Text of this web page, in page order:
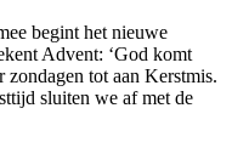
begint het nieuwe
Advent: ‘God komt
zondagen tot aan Kerstmis.
sluiten we af met de